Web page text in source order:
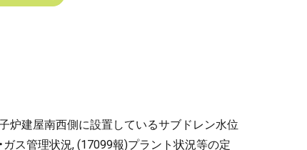
炉建屋南西側に設置しているサブドレン水位
ス管理状況, (17099報)プラント状況等の定